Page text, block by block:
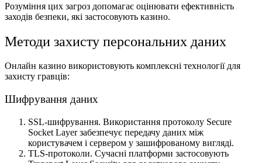
Розуміння цих загроз допомагає оцінювати ефективність
заходів безпеки, які застосовують казино.
Методи захисту персональних даних
Онлайн казино використовують комплексні технології для
захисту гравців:
Шифрування даних
SSL-шифрування. Використання протоколу Secure
Socket Layer забезпечує передачу даних між
користувачем і сервером у зашифрованому вигляді.
TLS-протоколи. Сучасні платформи застосовують